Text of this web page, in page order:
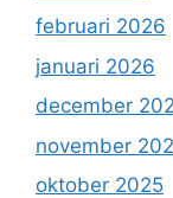
februari 2026
januari 2026
december
november
oktober 2025